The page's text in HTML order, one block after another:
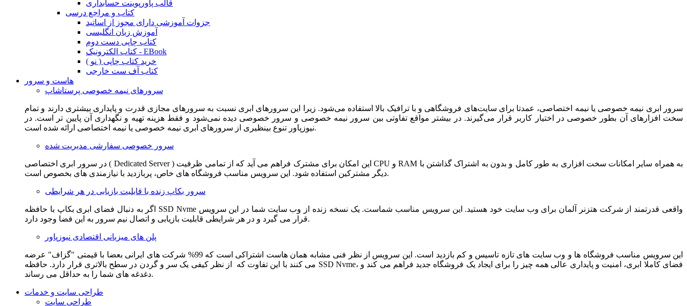
قالب پاورپوینت حسابداری
کتاب و مراجع درسی
جزوات آموزشی دارای مجوز از اساتید
آموزش زبان انگلیسی
کتاب چاپی دست دوم
کتاب الکترونیک - EBook
خرید کتاب چاپی ( نو )
کتاب آف ست خارجی
هاست و سرور
سرورهای نیمه خصوصی پرستاشاپ
سرور ابری نیمه خصوصی یا نیمه اختصاصی، عمدتا برای سایت‌های فروشگاهی و با ترافیک بالا استفاده می‌شود. زیرا این سرورهای ابری نسبت به سرورهای مجازی قدرت و پایداری بیشتری دارند و تمام
سخت افزارهای آن بطور خصوصی در اختیار کاربر قرار می‌گیرند. در بیشتر مواقع تفاوتی بین سرور نیمه خصوصی و سرور خصوصی دیده نمی‌شود و فقط هزینه تهیه و نگهداری آن پایین تر است. در
نیوزپاور تنوع بینظیری از سرورهای ابری نیمه خصوصی یا نیمه اختصاصی ارائه شده است.
سرور خصوصی سفارشی مدیریت شده
در سرور ابری اختصاصی ( Dedicated Server ) این امکان برای مشترک فراهم می آید که از تمامی ظرفیت CPU و RAM به همراه سایر امکانات سخت افزاری به طور کامل و بدون به اشتراک گذاشتن با
دیگر مشترکین استفاده شود. این سرویس مناسب فروشگاه های خاص، پربازدید با نیازمندی های بخصوص است.
سرور بکاپ زنده با قابلیت بازیابی در هر شرایطی
اگر به دنبال فضای ابری بکاپ با حافظه SSD Nvme واقعی قدرتمند از شرکت هتزنر آلمان برای وب سایت خود هستید. این سرویس مناسب شماست. یک نسخه زنده از وب سایت شما در این سرویس
قرار می گیرد و در هر شرایطی قابلیت بازیابی و اتصال نیم سرور به این فضا وجود دارد.
پلن های میزبانی اقتصادی نیوزپاور
این سرویس مناسب فروشگاه ها و وب سایت های تازه تاسیس و کم بازدید است. این سرویس از نظر فنی مشابه همان هاست اشتراکی است که 99% شرکت های ایرانی بعضا با قیمتی "گزاف" عرضه
می کنند با این تفاوت که از نظر کیفی یک سر و گردن در سطح بالاتری قرار دارد. حافظه SSD Nvme، فضای کاملا ابری، امنیت و پایداری عالی همه چیز را برای ایجاد یک فروشگاه جدید فراهم می کند و
دغدغه های شما را به حداقل می رساند.
طراحی سایت و خدمات
طراحی سایت